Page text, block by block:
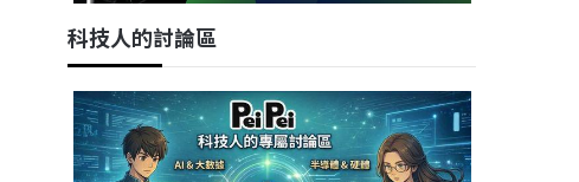
科技人的討論區